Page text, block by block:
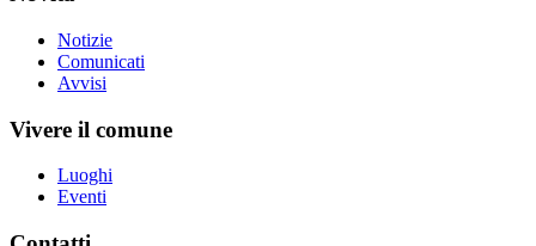
Notizie
Comunicati
Avvisi
Vivere il comune
Luoghi
Eventi